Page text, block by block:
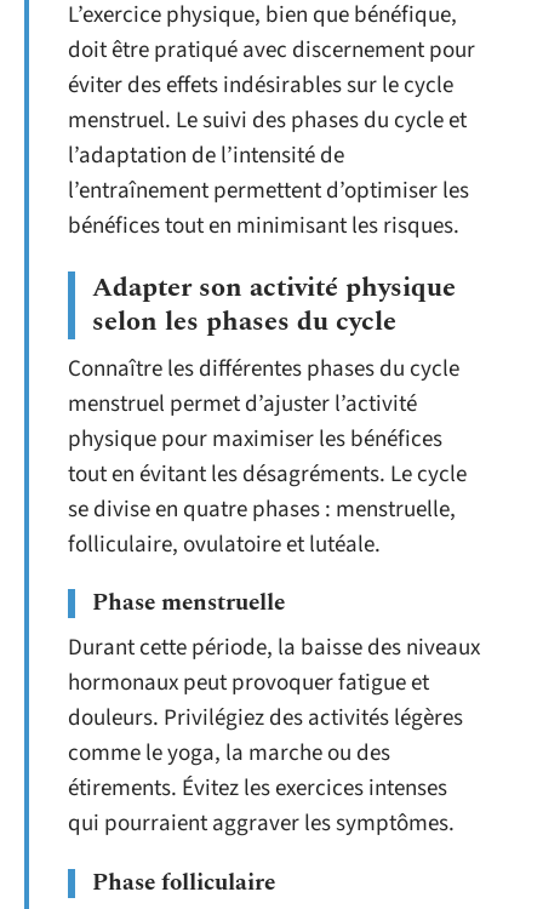
L’exercice physique, bien que bénéfique,
doit être pratiqué avec discernement pour
éviter des effets indésirables sur le cycle
menstruel. Le suivi des phases du cycle et
l’adaptation de l’intensité de
l’entraînement permettent d’optimiser les
bénéfices tout en minimisant les risques.
Adapter son activité physique
selon les phases du cycle
Connaître les différentes phases du cycle
menstruel permet d’ajuster l’activité
physique pour maximiser les bénéfices
tout en évitant les désagréments. Le cycle
se divise en quatre phases : menstruelle,
folliculaire, ovulatoire et lutéale.
Phase menstruelle
Durant cette période, la baisse des niveaux
hormonaux peut provoquer fatigue et
douleurs. Privilégiez des activités légères
comme le yoga, la marche ou des
étirements. Évitez les exercices intenses
qui pourraient aggraver les symptômes.
Phase folliculaire